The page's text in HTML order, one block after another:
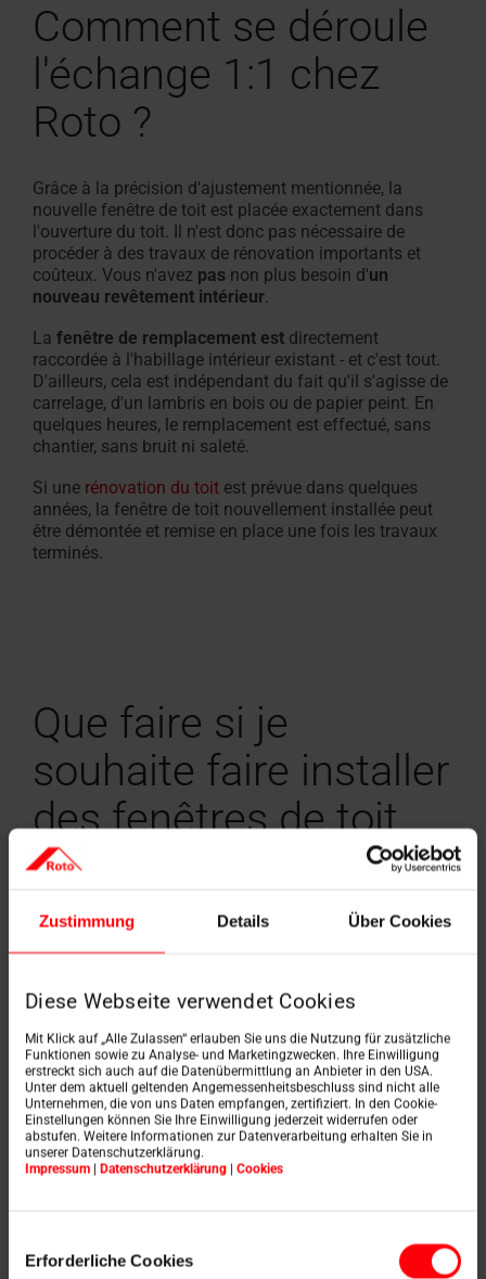
Zustimmung Details Über Cookies
Diese Webseite verwendet Cookies
Mit Klick auf „Alle Zulassen“ erlauben Sie uns die Nutzung für zusätzliche
Funktionen sowie zu Analyse- und Marketingzwecken. Ihre Einwilligung
erstreckt sich auch auf die Datenübermittlung an Anbieter in den USA.
Unter dem aktuell geltenden Angemessenheitsbeschluss sind nicht alle
Unternehmen, die von uns Daten empfangen, zertifiziert. In den Cookie-
Einstellungen können Sie Ihre Einwilligung jederzeit widerrufen oder
abstufen. Weitere Informationen zur Datenverarbeitung erhalten Sie in
unserer Datenschutzerklärung.
Impressum | Datenschutzerklärung | Cookies
Erforderliche Cookies
Comment se déroule
l'échange 1:1 chez
Roto ?
Grâce à la précision d'ajustement mentionnée, la
nouvelle fenêtre de toit est placée exactement dans
l'ouverture du toit. Il n'est donc pas nécessaire de
procéder à des travaux de rénovation importants et
coûteux. Vous n'avez pas non plus besoin d'un
nouveau revêtement intérieur.
La fenêtre de remplacement est directement
raccordée à l'habillage intérieur existant - et c'est tout.
D'ailleurs, cela est indépendant du fait qu'il s'agisse de
carrelage, d'un lambris en bois ou de papier peint. En
quelques heures, le remplacement est effectué, sans
chantier, sans bruit ni saleté.
Si une rénovation du toit est prévue dans quelques
années, la fenêtre de toit nouvellement installée peut
être démontée et remise en place une fois les travaux
terminés.
Que faire si je
souhaite faire installer
des fenêtres de toit
plus grandes ou plus
nombreuses ?
Au lieu de remplacer les fenêtres de toit, il est
également possible d'
installer des fenêtres de toit
plus grandes ou même plusieurs fenêtres de toit. Que
ce soit l'un à côté de l'autre, l'un au-dessus de l'autre ou
simplement plus grand - la réalisation de vos souhaits
est possible de manière simple et professionnelle en
combinaison avec la statique de la construction du
toit, les solutions Roto Premium et votre partenaire
artisan. Votrepartenaire professionnel